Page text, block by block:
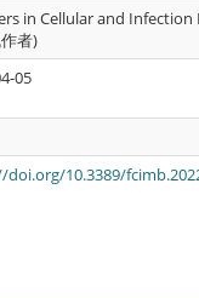
in Cellular and
者)
05
10.3389/